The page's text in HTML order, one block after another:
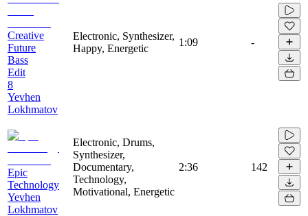
Creative
Future
Bass
Edit
8
Yevhen
Lokhmatov
Electronic, Synthesizer,
Happy, Energetic
1:09 -
Epic
Technology
Yevhen
Lokhmatov
Electronic, Drums,
Synthesizer,
Documentary,
Technology,
Motivational, Energetic
2:36 142